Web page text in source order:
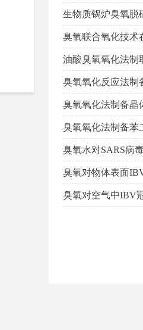
生物质锅炉臭氧脱
臭氧联合氧化技术
油酸臭氧氧化法制
臭氧氧化反应法制
臭氧氧化法制备晶
臭氧氧化法制备苯
臭氧水对SARS病
臭氧对物体表面
臭氧对空气中IBV